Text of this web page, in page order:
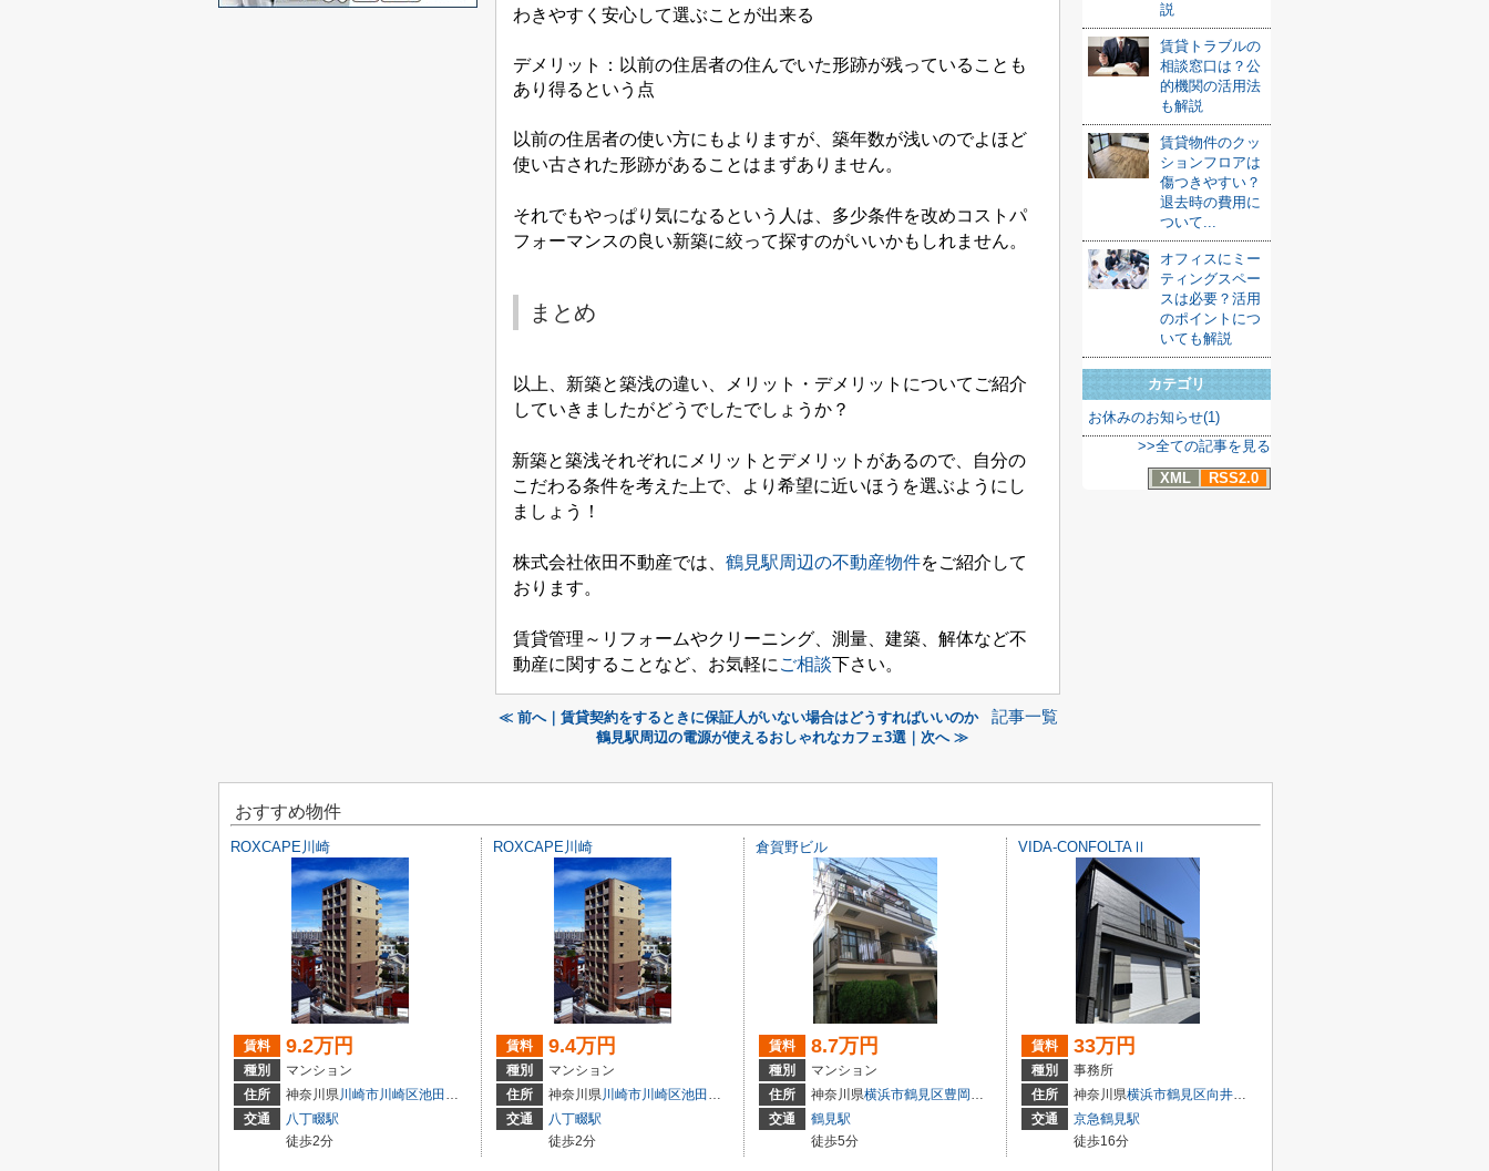
わきやすく安心して選ぶことが出来る
デメリット：以前の住居者の住んでいた形跡が残っていることも
あり得るという点
以前の住居者の使い方にもよりますが、築年数が浅いのでよほど
使い古された形跡があることはまずありません。
それでもやっぱり気になるという人は、多少条件を改めコストパ
フォーマンスの良い新築に絞って探すのがいいかもしれません。
まとめ
以上、新築と築浅の違い、メリット・デメリットについてご紹介
していきましたがどうでしたでしょうか？
新築と築浅それぞれにメリットとデメリットがあるので、自分の
こだわる条件を考えた上で、より希望に近いほうを選ぶようにし
ましょう！
株式会社依田不動産では、 鶴見駅周辺の不動産物件をご紹介して
おります。
賃貸管理～リフォームやクリーニング、測量、建築、解体など不
動産に関することなど、お気軽に ご相談下さい。
≪ 前へ｜賃貸契約をするときに保証人がいない場合はどうすればいいのか 記事一覧
鶴見駅周辺の電源が使えるおしゃれなカフェ3選｜次へ ≫
説
賃貸トラブルの
相談窓口は？公
的機関の活用法
も解説
賃貸物件のクッ
ションフロアは
傷つきやすい？
退去時の費用に
ついて...
オフィスにミー
ティングスペー
スは必要？活用
のポイントにつ
いても解説
カテゴリ
お休みのお知らせ(1)
>>全ての記事を見る
XML
RSS2.0
おすすめ物件
ROXCAPE川崎
賃料 9.2万円
種別
マンション
住所
神奈川県川崎市川崎区池田 １丁目6-15
交通
八丁畷駅
徒歩2分
ROXCAPE川崎
賃料 9.4万円
種別
マンション
住所
神奈川県川崎市川崎区池田 １丁目6-15
交通
八丁畷駅
徒歩2分
倉賀野ビル
賃料 8.7万円
種別
マンション
住所
神奈川県横浜市鶴見区豊岡町
24-17
交通
鶴見駅
徒歩5分
VIDA-CONFOLTAⅡ
賃料 33万円
種別
事務所
住所
神奈川県横浜市鶴見区向井町
交通
京急鶴見駅
徒歩16分